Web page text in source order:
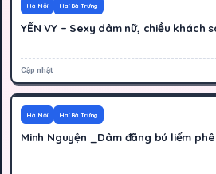
Hà Nội Hai Bà Trưng
YẾN VY – Sexy dâm nữ, chiều khách
Cập nhật
Hà Nội Hai Bà Trưng
Minh Nguyện _Dâm đãng bú liếm